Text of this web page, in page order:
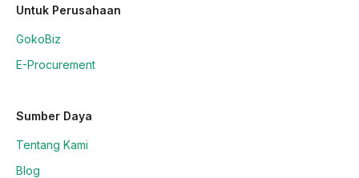
Untuk Perusahaan
GokoBiz
E-Procurement
Sumber Daya
Tentang Kami
Blog